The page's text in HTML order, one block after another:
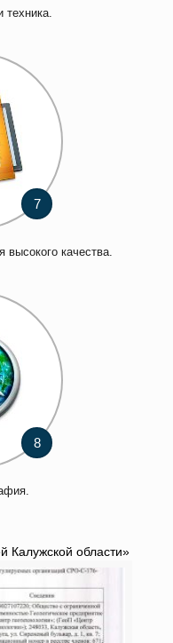
техника.
7
высокого качества.
8
Калужской области»